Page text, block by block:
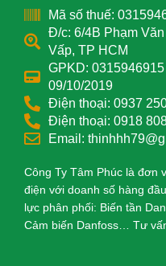
Mã số thuế:
Đ/c: 6/4B Phạm
Vấp, TP HCM
GPKD:
09/10/2019
Điện thoại: 0937
Điện thoại: 0918
Email:
Công Ty Tâm Phúc là đơn
điện với doanh số hàng
lực phân phối: Biến tần
Cảm biến Danfoss… Tư